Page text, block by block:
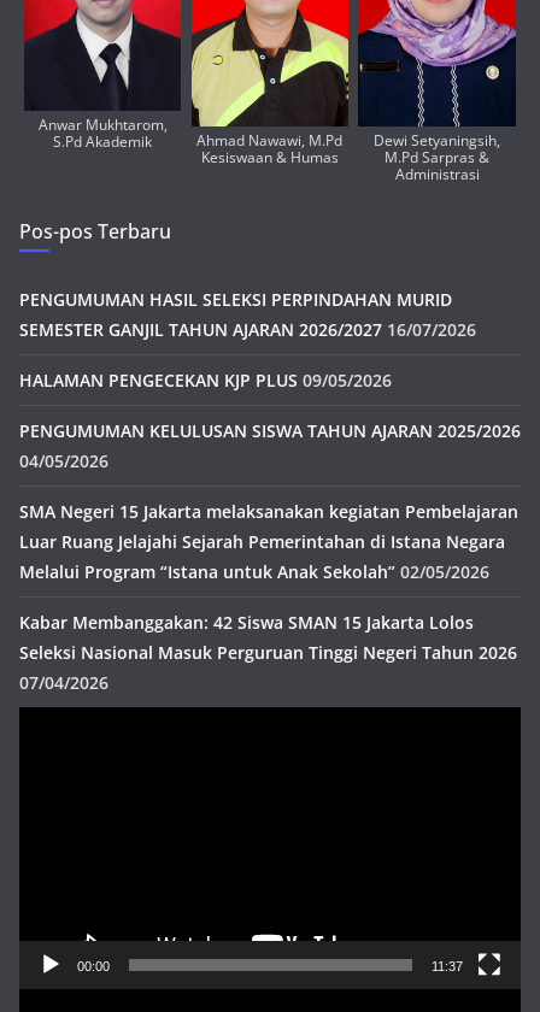
Anwar Mukhtarom,
S.Pd Akademik
Ahmad Nawawi, M.Pd
Kesiswaan & Humas
Dewi Setyaningsih,
M.Pd Sarpras &
Administrasi
Pos-pos Terbaru
PENGUMUMAN HASIL SELEKSI PERPINDAHAN MURID
SEMESTER GANJIL TAHUN AJARAN 2026/2027 16/07/2026
HALAMAN PENGECEKAN KJP PLUS 09/05/2026
PENGUMUMAN KELULUSAN SISWA TAHUN AJARAN 2025/2026
04/05/2026
SMA Negeri 15 Jakarta melaksanakan kegiatan Pembelajaran
Luar Ruang Jelajahi Sejarah Pemerintahan di Istana Negara
Melalui Program “Istana untuk Anak Sekolah” 02/05/2026
Kabar Membanggakan: 42 Siswa SMAN 15 Jakarta Lolos
Seleksi Nasional Masuk Perguruan Tinggi Negeri Tahun 2026
07/04/2026
00:00 11:37